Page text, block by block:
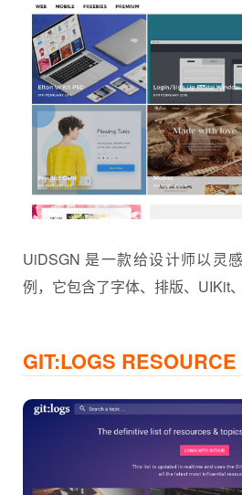
UiDSGN 是一款给设计师以灵
例，它包含了字体、排版、UIKit
GIT:LOGS